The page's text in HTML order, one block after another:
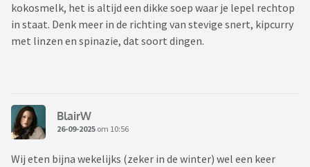
kokosmelk, het is altijd een dikke soep waar je lepel rechtop
in staat. Denk meer in de richting van stevige snert, kipcurry
met linzen en spinazie, dat soort dingen.
BlairW
26-09-2025 om 10:56
Wij eten bijna wekelijks (zeker in de winter) wel een keer